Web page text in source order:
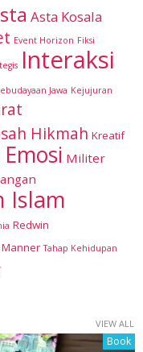
Asta Kosala
Event Horizon Fiksi
Interaksi
Jawa Kejujuran
Hikmah Kreatif
Militer
Islam
Redwin
Tahap Kehidupan
VIEW ALL
Book